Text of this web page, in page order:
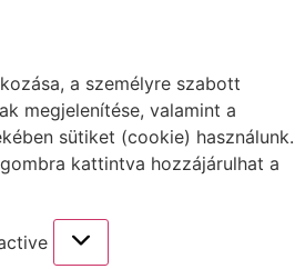
a személyre szabott
megjelenítése, valamint a
sütiket (cookie) használunk.
kattintva hozzájárulhat a